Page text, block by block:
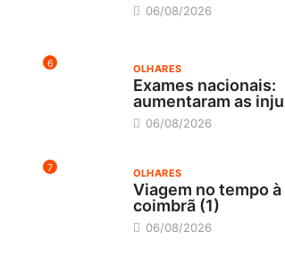
06/08/2026
6 OLHARES
Exames nacionais:
aumentaram as
06/08/2026
7 OLHARES
Viagem no tempo
coimbrã (1)
06/08/2026